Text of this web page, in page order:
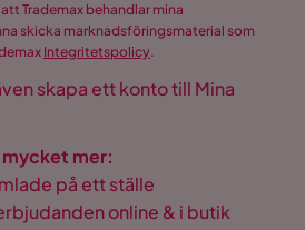
Trademax behandlar mina
skicka marknadsföringsmaterial som
Integritetspolicy.
skapa ett konto till Mina
mer:
på ett ställe
online & i butik